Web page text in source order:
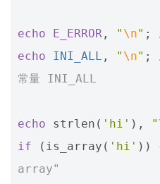
echo E_ERROR , " \n" ;
echo
INI_ALL , " \n" ;
常量 INI_ALL
echo strlen ( 'hi' ), "
if
( is_array ( 'hi' ))
array"